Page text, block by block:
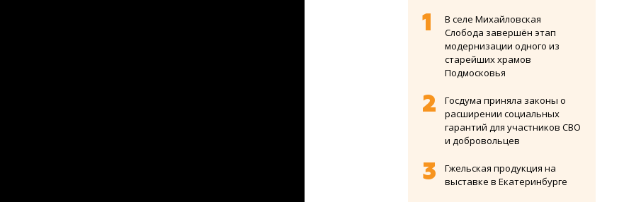
В селе Михайловская
Слобода завершён этап
модернизации одного из
старейших храмов
Подмосковья
Госдума приняла законы о
расширении социальных
гарантий для участников СВО
и добровольцев
Гжельская продукция на
выставке в Екатеринбурге